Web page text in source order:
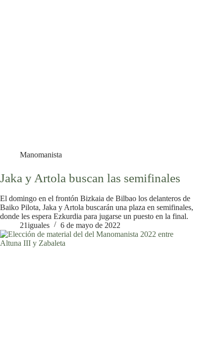
Manomanista
Jaka y Artola buscan las semifinales
El domingo en el frontón Bizkaia de Bilbao los delanteros de
Baiko Pilota, Jaka y Artola buscarán una plaza en semifinales,
donde les espera Ezkurdia para jugarse un puesto en la final.
21iguales
6 de mayo de 2022